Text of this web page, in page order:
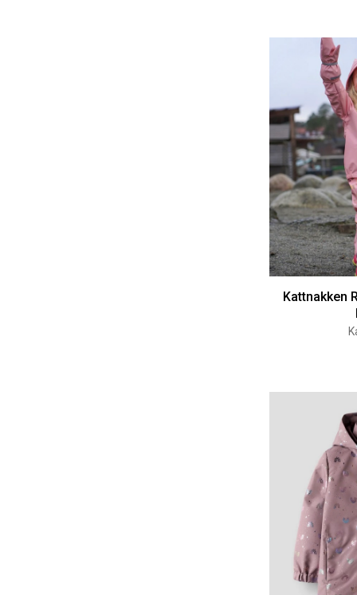
Kattnakken